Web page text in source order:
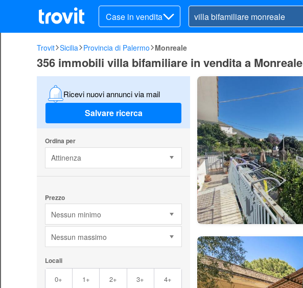
Case in vendita
Trovit Sicilia Provincia di Palermo Monreale
356 immobili villa bifamiliare in vendita a Monreale
Ricevi nuovi annunci via mail
Salvare ricerca
Ordina per
Attinenza
Prezzo
Nessun minimo
Nessun massimo
Locali
0+ 1+ 2+ 3+ 4+